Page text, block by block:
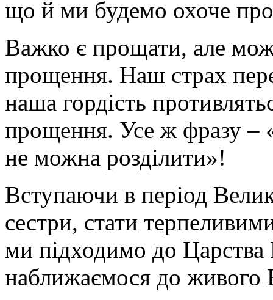
що й ми будемо охоче
Важко є прощати, але
прощення. Наш страх
наша гордість
прощення. Усе ж фразу –
не можна розділити»!
Вступаючи в період
сестри, стати
ми підходимо до
наближаємося до живого